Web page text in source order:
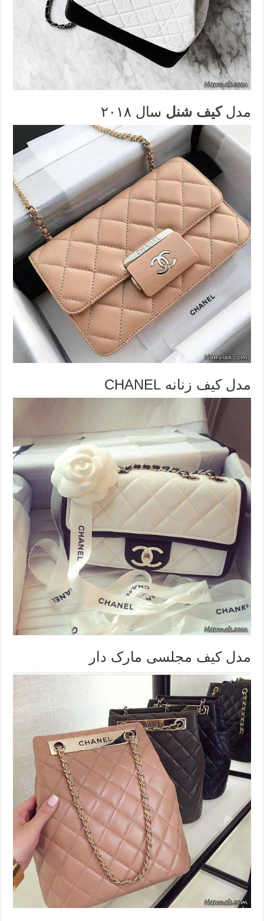
مدلکیف شنل سال ۲۰۱۸
مدل کیف زنانه CHANEL
مدل کیف مجلسی مارک دار